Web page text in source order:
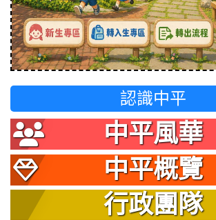
認識中平
中平風華
中平概覽
行政團隊